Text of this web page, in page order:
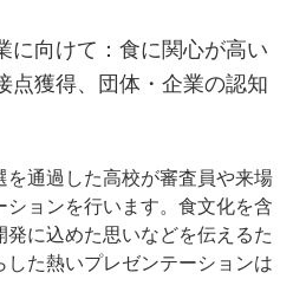
向けて：食に関心が高い
点獲得、団体・企業の認知
を通過した高校が審査員や来場
ョンを行います。食文化を含
に込めた思いなどを伝えるた
た熱いプレゼンテーションは